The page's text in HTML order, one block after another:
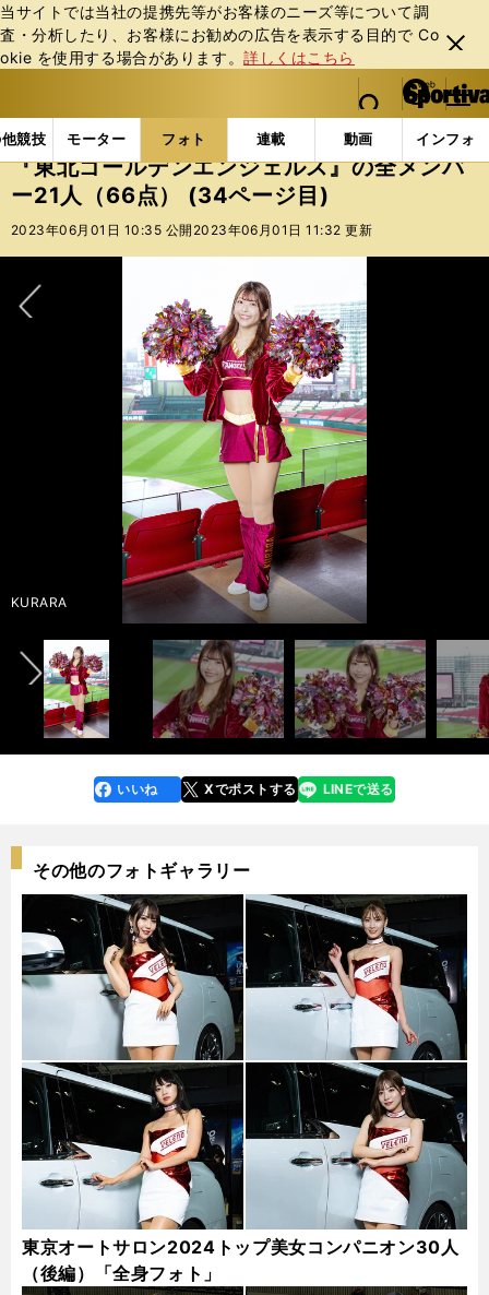
当サイトでは当社の提携先等がお客様のニーズ等について調
査・分析したり、お客様にお勧めの広告を表⽰する⽬的で Co
okie を使⽤する場合があります。詳しくはこちら
閉じ
る
web Sportiva (webスポルティーバ)
検索
マイペ
ー
ジ
メニュ
競技 モーター フォト 連載 動画 インフォ
b
ス
ポ
ル
バ
フォトギャラリー スポーツビーナスギャラリー 『
『東北ゴールデンエンジェルス』の全メンバ
ー21人（66点） (34ページ目)
2023年06月01日 10:35 公開 2023年06月01日 11:32 更新
インタビュー記事&メンバー紹介ムービー＞＞
photo by Sano Takashi
インタビュー記事&メンバー紹介ムービー＞＞
photo by Sano Takashi
インタビュー記事&メンバー紹介ムービー＞＞
photo by Sano Takashi
AIMI
ASUKA
CHINAMI
HARU
HARUKA
HONOKA
KAHO
KANA
KIMIKA
KOHARU
KURARA
KURUMI
MEI
MOMOKA
NANA
NANAKA
NON
RUKA
SHION
SUZUKA
YUMIKA
前へ
faceboo
k
いいね Xでポストする
line LINEで送る
その他のフォトギャラリー
東京オートサロン2024トップ美女コンパニオン30人
（後編）「全身フォト」